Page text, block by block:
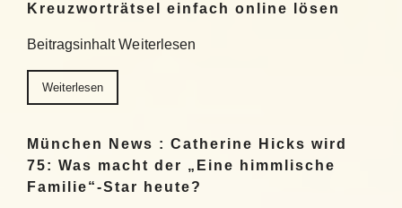
Kreuzworträtsel einfach online lösen
Beitragsinhalt Weiterlesen
Weiterlesen
München News : Catherine Hicks wird
75: Was macht der „Eine himmlische
Familie“-Star heute?